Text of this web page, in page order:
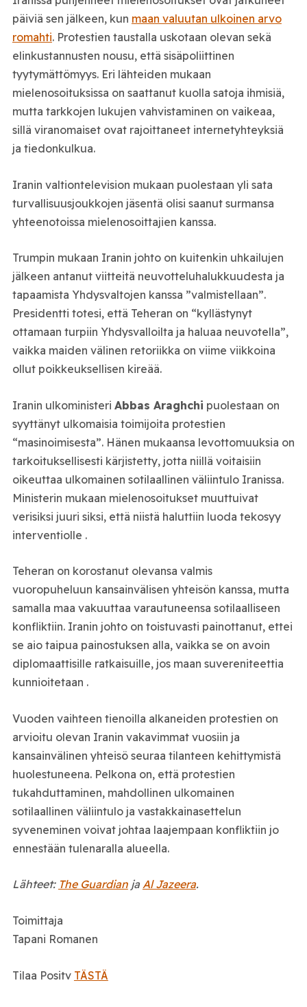
päiviä sen jälkeen, kun maan valuutan ulkoinen arvo
romahti. Protestien taustalla uskotaan olevan sekä
elinkustannusten nousu, että sisäpoliittinen
tyytymättömyys. Eri lähteiden mukaan
mielenosoituksissa on saattanut kuolla satoja ihmisiä,
mutta tarkkojen lukujen vahvistaminen on vaikeaa,
sillä viranomaiset ovat rajoittaneet internetyhteyksiä
ja tiedonkulkua.
Iranin valtiontelevision mukaan puolestaan yli sata
turvallisuusjoukkojen jäsentä olisi saanut surmansa
yhteenotoissa mielenosoittajien kanssa.
Trumpin mukaan Iranin johto on kuitenkin uhkailujen
jälkeen antanut viitteitä neuvotteluhalukkuudesta ja
tapaamista Yhdysvaltojen kanssa ”valmistellaan”.
Presidentti totesi, että Teheran on “kyllästynyt
ottamaan turpiin Yhdysvalloilta ja haluaa neuvotella”,
vaikka maiden välinen retoriikka on viime viikkoina
ollut poikkeuksellisen kireää.
Iranin ulkoministeri Abbas Araghchi puolestaan on
syyttänyt ulkomaisia toimijoita protestien
“masinoimisesta”. Hänen mukaansa levottomuuksia on
tarkoituksellisesti kärjistetty, jotta niillä voitaisiin
oikeuttaa ulkomainen sotilaallinen väliintulo Iranissa.
Ministerin mukaan mielenosoitukset muuttuivat
verisiksi juuri siksi, että niistä haluttiin luoda tekosyy
interventiolle .
Teheran on korostanut olevansa valmis
vuoropuheluun kansainvälisen yhteisön kanssa, mutta
samalla maa vakuuttaa varautuneensa sotilaalliseen
konfliktiin. Iranin johto on toistuvasti painottanut, ettei
se aio taipua painostuksen alla, vaikka se on avoin
diplomaattisille ratkaisuille, jos maan suvereniteettia
kunnioitetaan .
Vuoden vaihteen tienoilla alkaneiden protestien on
arvioitu olevan Iranin vakavimmat vuosiin ja
kansainvälinen yhteisö seuraa tilanteen kehittymistä
huolestuneena. Pelkona on, että protestien
tukahduttaminen, mahdollinen ulkomainen
sotilaallinen väliintulo ja vastakkainasettelun
syveneminen voivat johtaa laajempaan konfliktiin jo
ennestään tulenaralla alueella.
Lähteet: The Guardianja Al Jazeera.
Toimittaja
Tapani Romanen
Tilaa Positv TÄSTÄ